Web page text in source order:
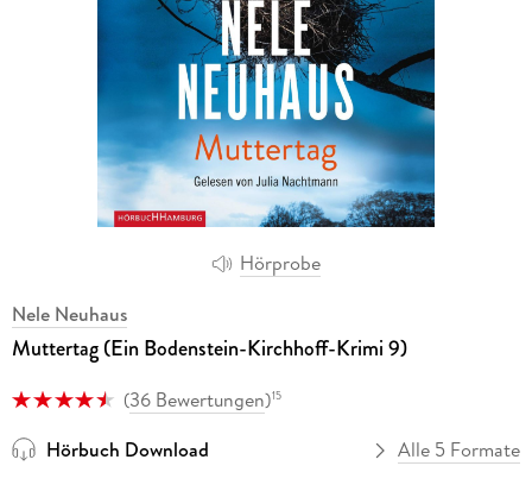
Hörprobe
Nele Neuhaus
Muttertag (Ein Bodenstein-Kirchhoff-Krimi 9)
(36 Bewertungen)15
Hörbuch Download Alle 5 Formate